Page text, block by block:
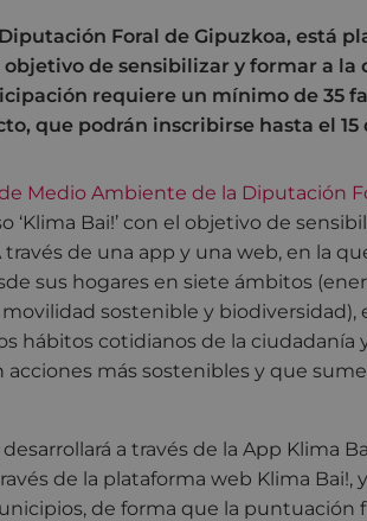
Foral de Gipuzkoa, está
de sensibilizar y formar a la
requiere un mínimo de 35
que podrán inscribirse hasta el
Medio Ambiente de la Diputación
‘Klima Bai!’ con el objetivo de
través de una app y una web, en la
sus hogares en siete ámbitos
movilidad sostenible y
hábitos cotidianos de la
más sostenibles y que
a través de la App Klima
de la plataforma web Klima
de forma que la puntuación